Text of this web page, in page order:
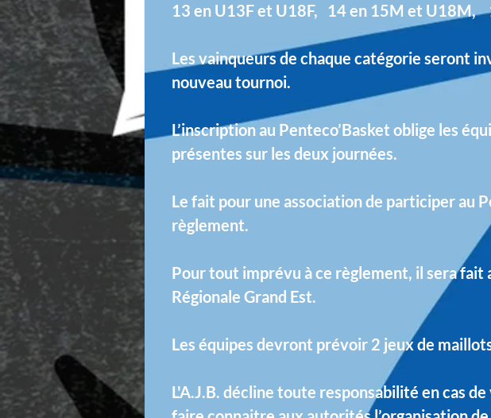
13 en U13F et U18F, 14 en 15M et U18M,
Les vainqueurs de chaque catégorie seront
nouveau tournoi.
L’inscription au Penteco’Basket oblige les
présentes sur les deux journées.
Le fait pour une association de participer au
règlement.
Pour tout imprévu à ce règlement, il sera fait
Régionale Grand Est.
Les équipes devront prévoir 2 jeux de
L'A.J.B. décline toute responsabilité en cas